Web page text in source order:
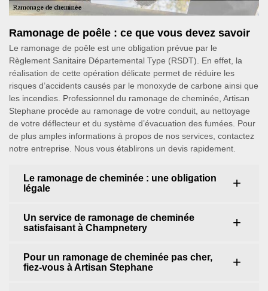
Ramonage de poêle : ce que vous devez savoir
Le ramonage de poêle est une obligation prévue par le
Règlement Sanitaire Départemental Type (RSDT). En effet, la
réalisation de cette opération délicate permet de réduire les
risques d’accidents causés par le monoxyde de carbone ainsi que
les incendies. Professionnel du ramonage de cheminée, Artisan
Stephane procède au ramonage de votre conduit, au nettoyage
de votre déflecteur et du système d’évacuation des fumées. Pour
de plus amples informations à propos de nos services, contactez
notre entreprise. Nous vous établirons un devis rapidement.
Le ramonage de cheminée : une obligation
légale
Un service de ramonage de cheminée
satisfaisant à Champnetery
Pour un ramonage de cheminée pas cher,
fiez-vous à Artisan Stephane